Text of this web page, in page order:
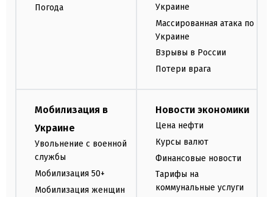
Погода
Украине
Массированная атака по
Украине
Взрывы в России
Потери врага
Мобилизация в
Украине
Увольнение с военной
службы
Мобилизация 50+
Мобилизация женщин
Новости экономики
Цена нефти
Курсы валют
Финансовые новости
Тарифы на
коммунальные услуги